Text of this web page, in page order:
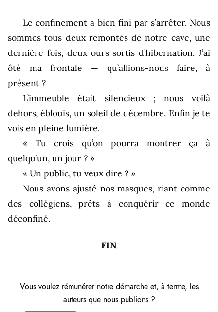
Le confinement a bien fini par s’arrêter. Nous
sommes tous deux remontés de notre cave, une
dernière fois, deux ours sortis d’hibernation. J’ai
ôté ma frontale — qu’allions-nous faire, à
présent ?
L’immeuble était silencieux ; nous voilà
dehors, éblouis, un soleil de décembre. Enfin je te
vois en pleine lumière.
« Tu crois qu’on pourra montrer ça à
quelqu’un, un jour ? »
« Un public, tu veux dire ? »
Nous avons ajusté nos masques, riant comme
des collégiens, prêts à conquérir ce monde
déconfiné.
FIN
Vous voulez rémunérer notre démarche et, à terme, les
auteurs que nous publions ?